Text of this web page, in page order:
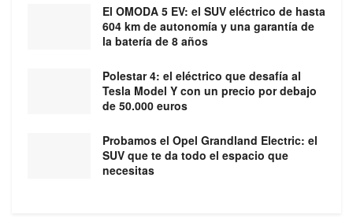
El OMODA 5 EV: el SUV eléctrico de hasta
604 km de autonomía y una garantía de
la batería de 8 años
Polestar 4: el eléctrico que desafía al
Tesla Model Y con un precio por debajo
de 50.000 euros
Probamos el Opel Grandland Electric: el
SUV que te da todo el espacio que
necesitas